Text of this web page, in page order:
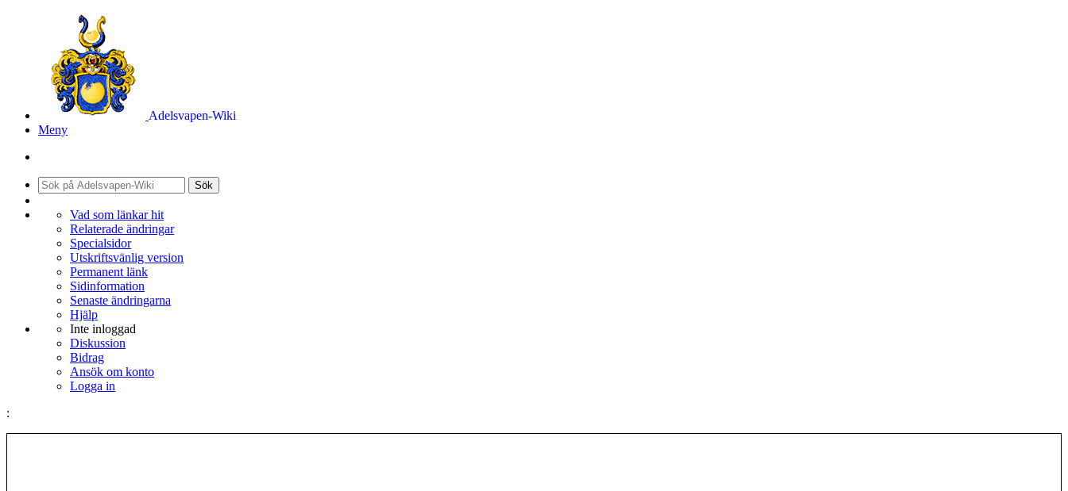
Adelsvapen-Wiki
Meny
Sök
Vad som länkar hit
Relaterade ändringar
Specialsidor
Utskriftsvänlig version
Permanent länk
Sidinformation
Senaste ändringarna
Hjälp
Inte inloggad
Diskussion
Bidrag
Ansök om konto
Logga in
: